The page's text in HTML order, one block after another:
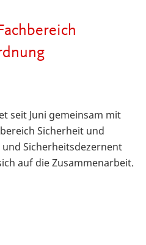
seit Juni gemeinsam mit
Sicherheit und
Sicherheitsdezernent
auf die Zusammenarbeit.